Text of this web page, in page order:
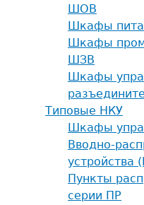
ШОВ
Шкафы
Шкафы
ШЗВ
Шкафы
Типовые НКУ
Шкафы
Вводно-
устройства
Пункты
серии ПР